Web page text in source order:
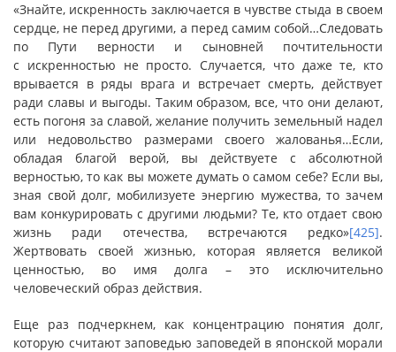
«Знайте, искренность заключается в чувстве стыда в своем
сердце, не перед другими, а перед самим собой…Следовать
по Пути верности и сыновней почтительности
с искренностью не просто. Случается, что даже те, кто
врывается в ряды врага и встречает смерть, действует
ради славы и выгоды. Таким образом, все, что они делают,
есть погоня за славой, желание получить земельный надел
или недовольство размерами своего жалованья…Если,
обладая благой верой, вы действуете с абсолютной
верностью, то как вы можете думать о самом себе? Если вы,
зная свой долг, мобилизуете энергию мужества, то зачем
вам конкурировать с другими людьми? Те, кто отдает свою
жизнь ради отечества, встречаются редко»[425].
Жертвовать своей жизнью, которая является великой
ценностью, во имя долга – это исключительно
человеческий образ действия.
Еще раз подчеркнем, как концентрацию понятия долг,
которую считают заповедью заповедей в японской морали